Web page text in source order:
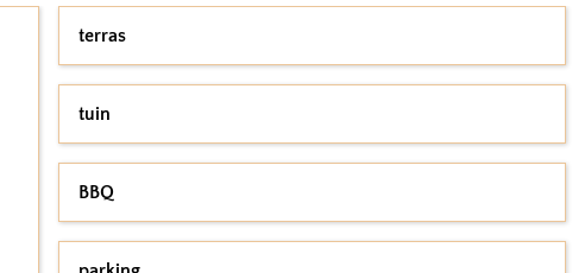
terras
tuin
BBQ